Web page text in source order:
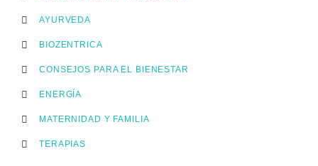
AYURVEDA
BIOZENTRICA
CONSEJOS PARA EL BIENESTAR
ENERGÍA
MATERNIDAD Y FAMILIA
TERAPIAS